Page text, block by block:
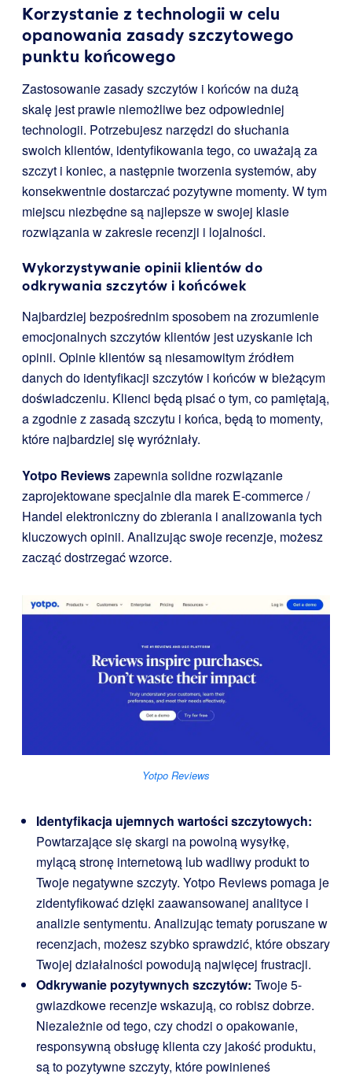
Korzystanie z technologii w celu
opanowania zasady szczytowego
punktu końcowego
Zastosowanie zasady szczytów i końców na dużą
skalę jest prawie niemożliwe bez odpowiedniej
technologii. Potrzebujesz narzędzi do słuchania
swoich klientów, identyfikowania tego, co uważają za
szczyt i koniec, a następnie tworzenia systemów, aby
konsekwentnie dostarczać pozytywne momenty. W tym
miejscu niezbędne są najlepsze w swojej klasie
rozwiązania w zakresie recenzji i lojalności.
Wykorzystywanie opinii klientów do
odkrywania szczytów i końcówek
Najbardziej bezpośrednim sposobem na zrozumienie
emocjonalnych szczytów klientów jest uzyskanie ich
opinii. Opinie klientów są niesamowitym źródłem
danych do identyfikacji szczytów i końców w bieżącym
doświadczeniu. Klienci będą pisać o tym, co pamiętają,
a zgodnie z zasadą szczytu i końca, będą to momenty,
które najbardziej się wyróżniały.
Yotpo Reviewszapewnia solidne rozwiązanie
zaprojektowane specjalnie dla marek E-commerce /
Handel elektroniczny do zbierania i analizowania tych
kluczowych opinii. Analizując swoje recenzje, możesz
zacząć dostrzegać wzorce.
Yotpo Reviews
Identyfikacja ujemnych wartości szczytowych:
Powtarzające się skargi na powolną wysyłkę,
mylącą stronę internetową lub wadliwy produkt to
Twoje negatywne szczyty. Yotpo Reviews pomaga je
zidentyfikować dzięki zaawansowanej analityce i
analizie sentymentu. Analizując tematy poruszane w
recenzjach, możesz szybko sprawdzić, które obszary
Twojej działalności powodują najwięcej frustracji.
Odkrywanie pozytywnych szczytów: Twoje 5-
gwiazdkowe recenzje wskazują, co robisz dobrze.
Niezależnie od tego, czy chodzi o opakowanie,
responsywną obsługę klienta czy jakość produktu,
są to pozytywne szczyty, które powinieneś